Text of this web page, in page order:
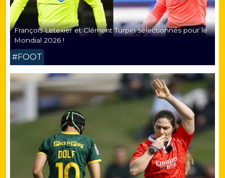
François Letexier et Clément Turpin sélectionnés pour le
Mondial 2026 !
#FOOT